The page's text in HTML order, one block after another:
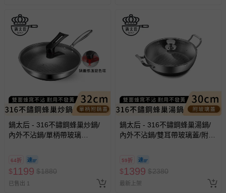
鍋太后 - 316不鏽鋼蜂巢炒鍋/
內外不沾鍋/單柄帶玻璃
64折
$1199 $1880
已售出 1
鍋太后 - 316不鏽鋼蜂巢湯鍋/
內外不沾鍋/雙耳帶玻璃蓋/附雙
59折
$1399 $2380
最新上架